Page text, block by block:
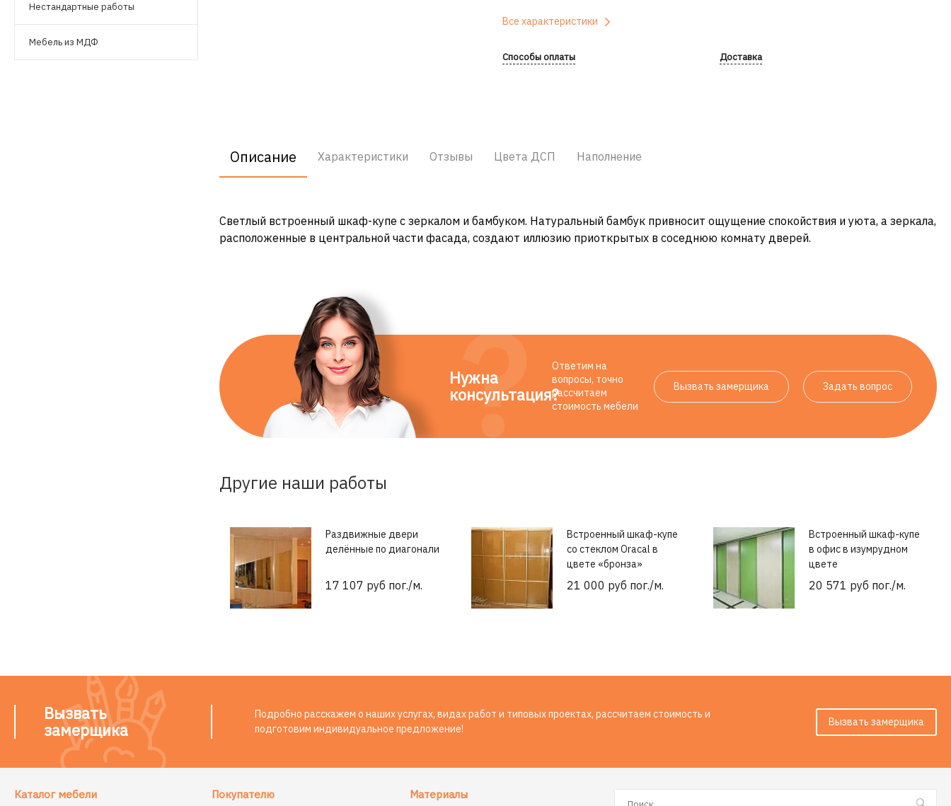
Нестандартные работы
Мебель из МДФ
Все характеристики
Способы оплаты Доставка
Описание Характеристики Отзывы Цвета ДСП Наполнение
Светлый встроенный шкаф-купе с зеркалом и бамбуком. Натуральный бамбук привносит ощущение спокойствия и уюта, а зеркала,
расположенные в центральной части фасада, создают иллюзию приоткрытых в соседнюю комнату дверей.
Нужна
консультация?
Ответим на
вопросы, точно
рассчитаем
стоимость мебели
Вызвать замерщика Задать вопрос
Другие наши работы
Раздвижные двери
делённые по диагонали
17 107 руб пог./м.
Встроенный шкаф-купе
со стеклом Oracal в
цвете «бронза»
21 000 руб пог./м.
Встроенный шкаф-купе
в офис в изумрудном
цвете
20 571 руб пог./м.
Вызвать
замерщика
Подробно расскажем о наших услугах, видах работ и типовых проектах, рассчитаем стоимость и
подготовим индивидуальное предложение!
Вызвать замерщика
Каталог мебели Покупателю Материалы